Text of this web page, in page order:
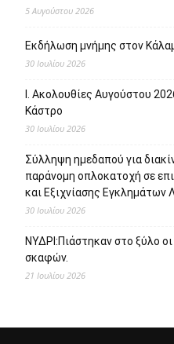
5 Αυγούστου 2026
Εκδήλωση μνήμης στον
30 Ιουλίου 2026
Ι. Ακολουθίες Αυγούστου
Κάστρο
30 Ιουλίου 2026
Σύλληψη ημεδαπού για
παράνομη οπλοκατοχή σε
και Εξιχνίασης Εγκλημάτων
30 Ιουλίου 2026
ΝΥΔΡΙ:Πιάστηκαν στο ξύλο
σκαφών.
21 Ιουλίου 2026